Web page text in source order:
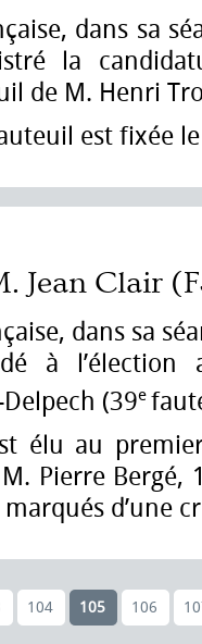
dans sa
la
de M. Henri
est fixée
Jean Clair
dans sa
à
(39e
élu au
Pierre Bergé,
d’une
104 105 106